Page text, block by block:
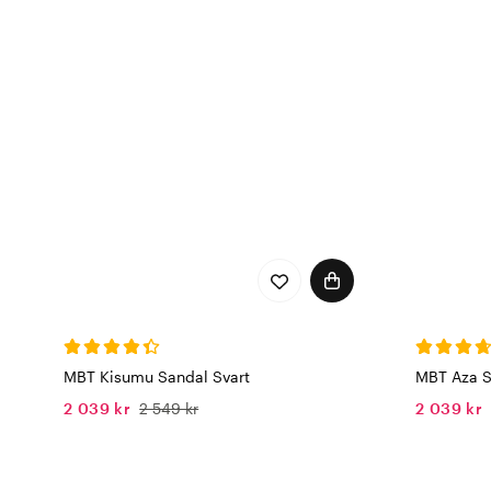
MBT Kisumu Sandal Svart
2 039 kr 2 549 kr
MBT Aza
2 039 kr